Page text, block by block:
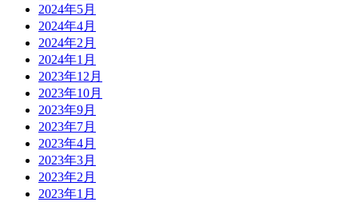
2024年5月
2024年4月
2024年2月
2024年1月
2023年12月
2023年10月
2023年9月
2023年7月
2023年4月
2023年3月
2023年2月
2023年1月